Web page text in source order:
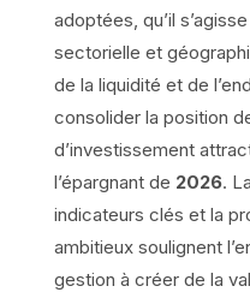
adoptées, qu’il
sectorielle et
de la liquidité et de
consolider la position
d’investissement
l’épargnant de 2026.
indicateurs clés et la
ambitieux soulignent
gestion à créer de la